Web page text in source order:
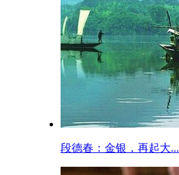
段德春：金银，再起大...